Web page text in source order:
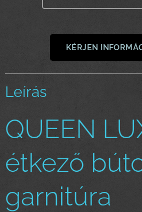
KÉRJEN
Leírás
QUEEN
étkező
garnitúra